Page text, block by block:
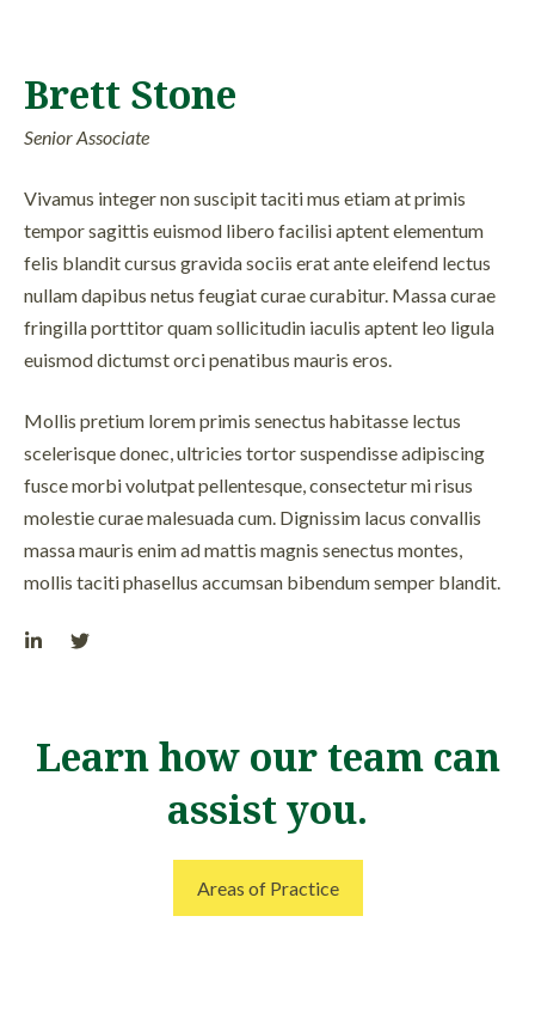
Brett Stone
Senior Associate
Vivamus integer non suscipit taciti mus etiam at primis
tempor sagittis euismod libero facilisi aptent elementum
felis blandit cursus gravida sociis erat ante eleifend lectus
nullam dapibus netus feugiat curae curabitur. Massa curae
fringilla porttitor quam sollicitudin iaculis aptent leo ligula
euismod dictumst orci penatibus mauris eros.
Mollis pretium lorem primis senectus habitasse lectus
scelerisque donec, ultricies tortor suspendisse adipiscing
fusce morbi volutpat pellentesque, consectetur mi risus
molestie curae malesuada cum. Dignissim lacus convallis
massa mauris enim ad mattis magnis senectus montes,
mollis taciti phasellus accumsan bibendum semper blandit.
Learn how our team can
assist you.
Areas of Practice